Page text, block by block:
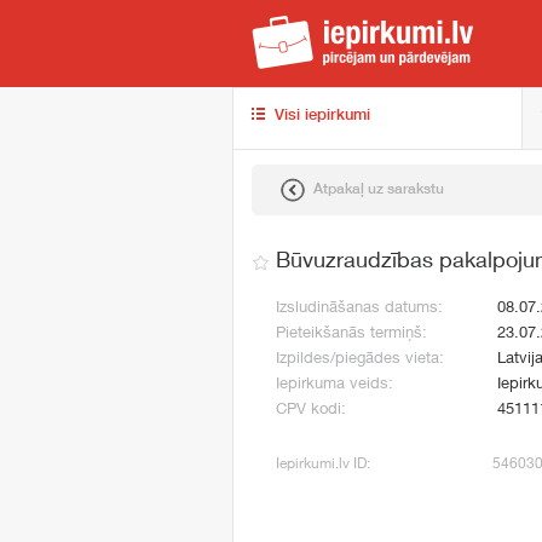
Visi iepirkumi
Atpakaļ uz sarakstu
Būvuzraudzības
Izsludināšanas datums:
Pieteikšanās termiņš:
Izpildes/piegādes vieta:
Iepirkuma veids:
CPV kodi:
Iepirkumi.lv ID: